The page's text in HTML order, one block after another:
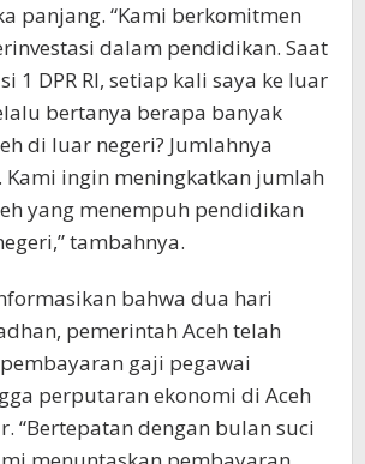
panjang. “Kami berkomitmen
dalam pendidikan. Saat
1 DPR RI, setiap kali saya ke luar
bertanya berapa banyak
di luar negeri? Jumlahnya
Kami ingin meningkatkan jumlah
yang menempuh pendidikan
tambahnya.
bahwa dua hari
pemerintah Aceh telah
gaji pegawai
perputaran ekonomi di Aceh
“Bertepatan dengan bulan suci